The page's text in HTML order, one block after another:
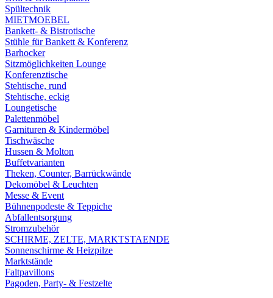
Spültechnik
MIETMOEBEL
Bankett- & Bistrotische
Stühle für Bankett & Konferenz
Barhocker
Sitzmöglichkeiten Lounge
Konferenztische
Stehtische, rund
Stehtische, eckig
Loungetische
Palettenmöbel
Garnituren & Kindermöbel
Tischwäsche
Hussen & Molton
Buffetvarianten
Theken, Counter, Barrückwände
Dekomöbel & Leuchten
Messe & Event
Bühnenpodeste & Teppiche
Abfallentsorgung
Stromzubehör
SCHIRME, ZELTE, MARKTSTAENDE
Sonnenschirme & Heizpilze
Marktstände
Faltpavillons
Pagoden, Party- & Festzelte